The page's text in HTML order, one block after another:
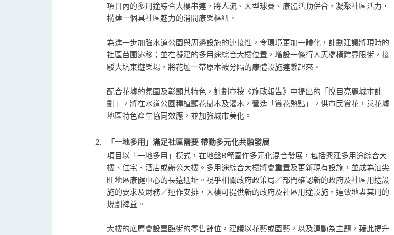
項目內的多用途綜合大樓串連，將人流、大型球賽、康體活動併合，凝聚社區活力，
構建一個具社區魅力的消閒康樂樞紐。
為進一步加強水道公園與周邊設施的連接性，令環境更加一體化，計劃建議將現時的
社區苗圃遷移；並在擬建的多用途綜合大樓位置，增設一條行人天橋橫跨界限街，接
駁大坑東遊樂場，將花墟一帶原本被分隔的康體設施連繫起來。
配合花墟的氛圍及彰顯其特色，計劃亦按《施政報告》中提出的「悅目亮麗城市計
劃」，將在水道公園種植顯花樹木及灌木，營造「賞花熱點」，供市民賞花，與花墟
地區特色產生協同效應，並加強城市美化。
「一地多用」滿足社區需要 帶動多元化共融發展
項目以「一地多用」模式，在地盤B範圍作多元化混合發展，包括興建多用途綜合大
樓、住宅、酒店或辦公大樓。多用途綜合大樓將會重置及更新現有設施，並成為油尖
旺地區康健中心的長遠選址。視乎相關政府政策局／部門確認新的政府及社區用途設
施的要求及財務／運作安排，大樓可提供新的政府及社區用途設施，達致地盡其用的
規劃裨益。
大樓的底層會設置臨街的零售舖位，建議以花藝或園藝，以及運動為主題，藉此提升